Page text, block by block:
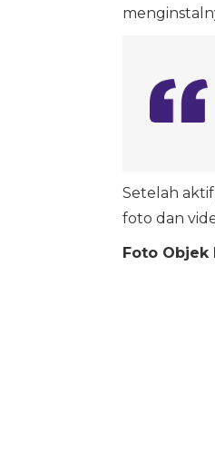
Setelah
foto dan
Foto Objek